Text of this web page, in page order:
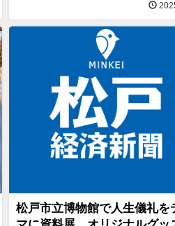
松戸市立博物館で人生儀礼を